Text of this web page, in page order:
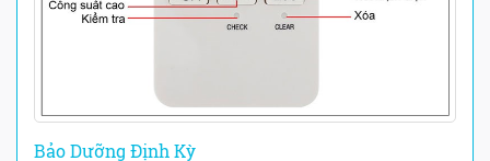
Bảo Dưỡng Định Kỳ